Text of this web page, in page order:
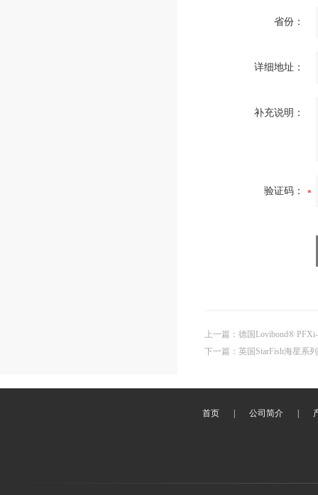
省份：
详细地址：
补充说明：
验证码：
上一篇 ： 德国Lovibond®
下一篇 ： 英国StarFish海星系
首页 公司简介